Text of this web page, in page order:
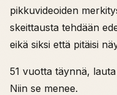
pikkuvideoiden
skeittausta tehdään
eikä siksi että pitäisi
51 vuotta täynnä,
Niin se menee.